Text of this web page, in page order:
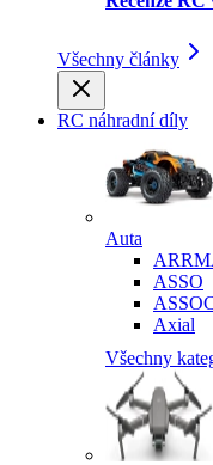
Všechny články
RC náhradní díly
Auta
ASSO
Axial
Všechny